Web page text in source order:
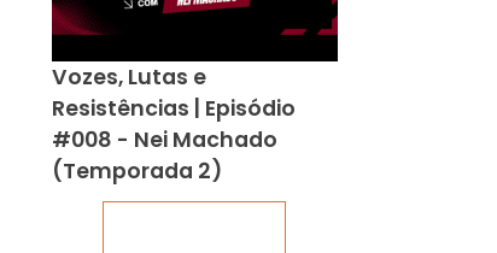
Vozes, Lutas e
Resistências | Episódio
#008 - Nei Machado
(Temporada 2)